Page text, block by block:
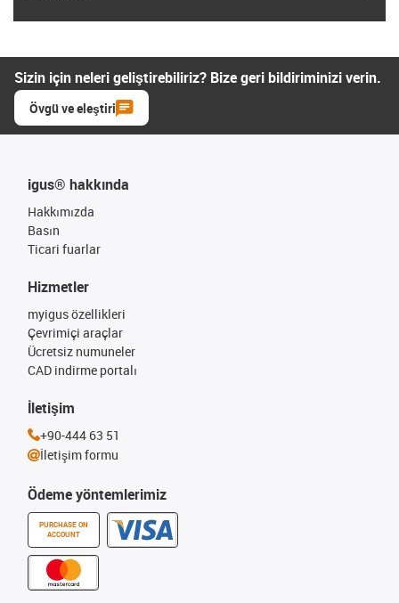
Sizin için neleri geliştirebiliriz? Bize geri bildiriminizi verin.
Övgü ve eleştiri
igus® hakkında
Hakkımızda
Basın
Ticari fuarlar
Ödeme yöntemlerimiz
PURCHASE ON
ACCOUNT
Hizmetler
myigus özellikleri
Çevrimiçi araçlar
Ücretsiz numuneler
CAD indirme portalı
İletişim
+90-444 63 51
İletişim formu